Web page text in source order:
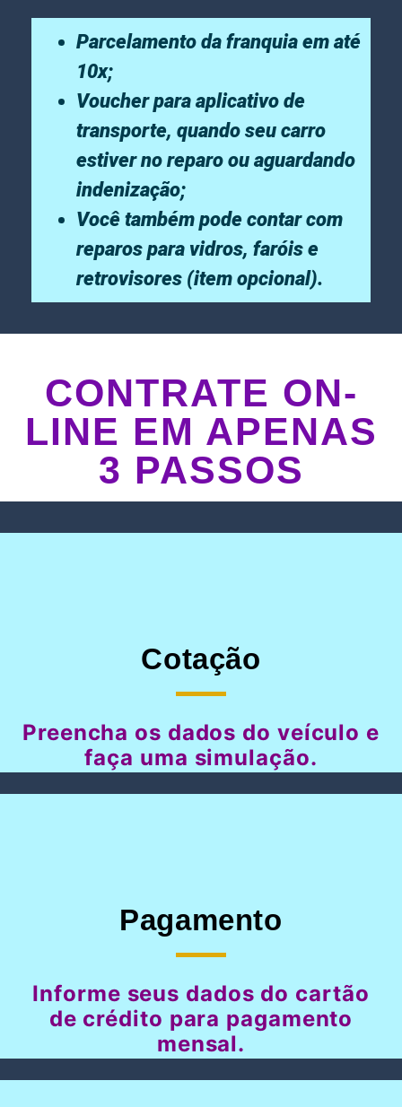
Parcelamento da franquia em até
10x;
Voucher para aplicativo de
transporte, quando seu carro
estiver no reparo ou aguardando
indenização;
Você também pode contar com
reparos para vidros, faróis e
retrovisores (item opcional).
CONTRATE ON-
LINE EM APENAS
3 PASSOS
Cotação
Preencha os dados do veículo e
faça uma simulação.
Pagamento
Informe seus dados do cartão
de crédito para pagamento
mensal.